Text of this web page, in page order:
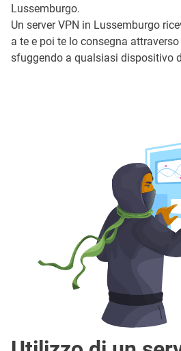
Lussemburgo.
Un server VPN in Lussemburgo
a te e poi te lo consegna
sfuggendo a qualsiasi dispositivo